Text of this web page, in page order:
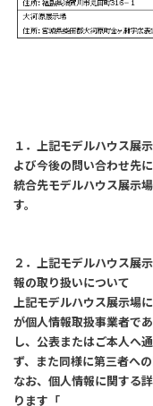
１．上記モデルハウス展
よび今後の問い合わせ先に
統合先モデルハウス展示
す。
２．上記モデルハウス展
報の取り扱いについて
上記モデルハウス展示場
が個人情報取扱事業者で
し、公表またはご本人へ
ず、また同様に第三者へ
なお、個人情報に関する
ります「